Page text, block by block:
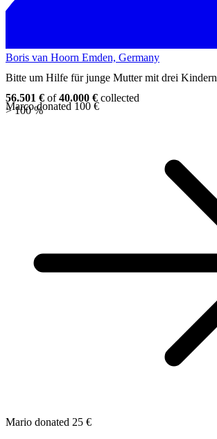
Boris van Hoorn Emden, Germany
Bitte um Hilfe für junge Mutter mit drei Kindern
56.501 € of40.000 € collected
>100 %
Marco donated 100 €
Mario donated 25 €